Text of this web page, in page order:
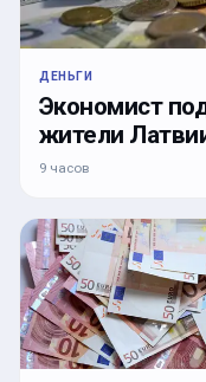
ДЕНЬГИ
Экономист
жители
9 часов